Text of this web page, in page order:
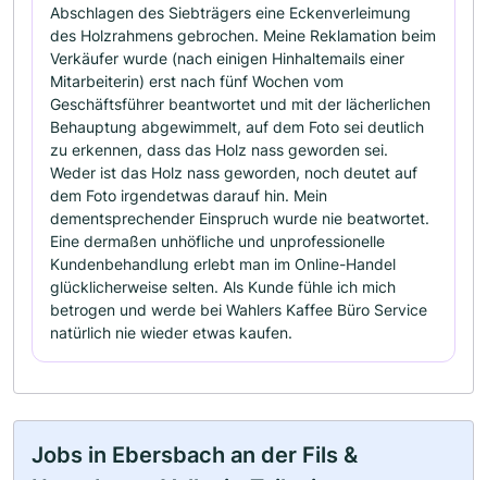
Abschlagen des Siebträgers eine Eckenverleimung
des Holzrahmens gebrochen. Meine Reklamation beim
Verkäufer wurde (nach einigen Hinhaltemails einer
Mitarbeiterin) erst nach fünf Wochen vom
Geschäftsführer beantwortet und mit der lächerlichen
Behauptung abgewimmelt, auf dem Foto sei deutlich
zu erkennen, dass das Holz nass geworden sei.
Weder ist das Holz nass geworden, noch deutet auf
dem Foto irgendetwas darauf hin. Mein
dementsprechender Einspruch wurde nie beatwortet.
Eine dermaßen unhöfliche und unprofessionelle
Kundenbehandlung erlebt man im Online-Handel
glücklicherweise selten. Als Kunde fühle ich mich
betrogen und werde bei Wahlers Kaffee Büro Service
natürlich nie wieder etwas kaufen.
Jobs in Ebersbach an der Fils &